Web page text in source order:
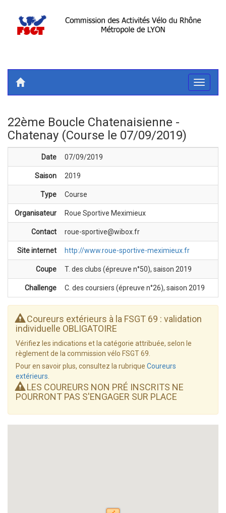
Toggle
22ème Boucle Chatenaisienne -
Chatenay (Course le 07/09/2019)
Date 07/09/2019
Saison 2019
Type Course
Organisateur Roue Sportive Meximieux
Contact roue-sportive@wibox.fr
Site internet http://www.roue-sportive-meximieux.fr
Coupe T. des clubs (épreuve n°50), saison 2019
Challenge C. des coursiers (épreuve n°26), saison 2019
Coureurs extérieurs à la FSGT 69 : validation
individuelle OBLIGATOIRE
Vérifiez les indications et la catégorie attribuée, selon le
règlement de la commission vélo FSGT 69.
Pour en savoir plus, consultez la rubrique Coureurs
extérieurs
LES COUREURS NON PRÉ INSCRITS NE
POURRONT PAS S'ENGAGER SUR PLACE